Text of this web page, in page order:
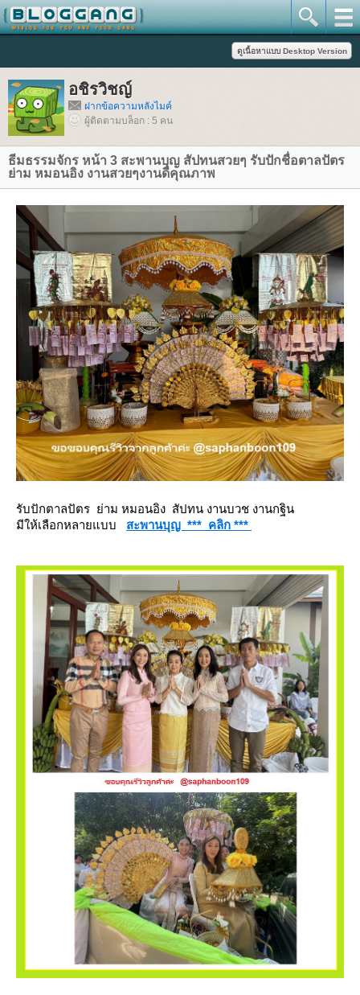
อชิรวิชญ์
ฝากข้อความหลังไมค์
ผู้ติดตามบล็อก : 5 คน
ธีมธรรมจักร หน้า 3 สะพานบุญ สัปทนสวยๆ รับปักชื่อตาลปัตร
่าม หมอนอิง งานสวยๆงานดีคุณภาพ
รับปักตาลปัตร ย่าม หมอนอิง สัปทน งานบวช งานกฐิน
มีให้เลือกหลายแบบ สะพานบุญ *** คลิก ***